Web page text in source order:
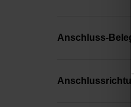
Anschluss-